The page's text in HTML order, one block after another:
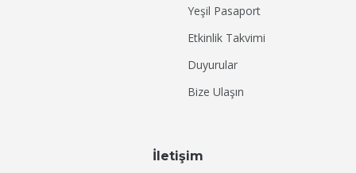
Yeşil Pasaport
Etkinlik Takvimi
Duyurular
Bize Ulaşın
İletişim